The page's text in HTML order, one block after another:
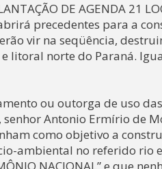
DE AGENDA 21
precedentes para a
vir na seqüência,
litoral norte do Paraná.
ou outorga de uso das
Antonio Ermírio de
como objetivo a
ambiental no referido rio